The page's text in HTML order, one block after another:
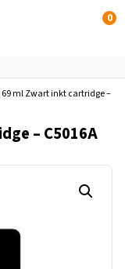
0
69 ml Zwart inkt cartridge –
– C5016A